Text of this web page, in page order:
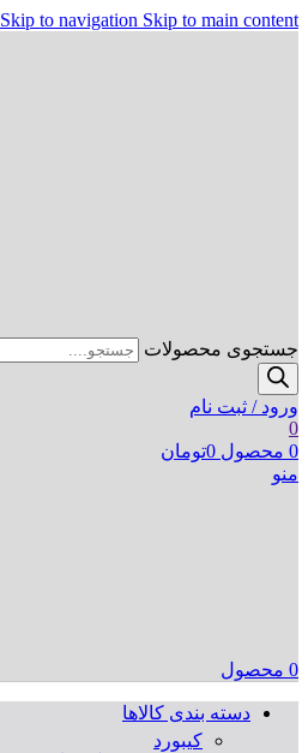
Skip to navigation Skip to main content
جستجوی محصولات
ورود / ثبت نام
0
0 محصول 0تومان
منو
0 محصول
دسته بندی کالاها
کیبورد